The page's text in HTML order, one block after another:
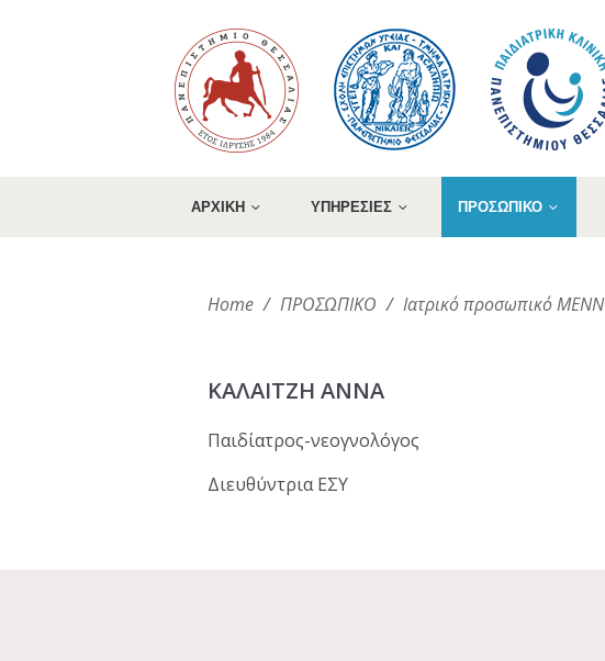
ΑΡΧΙΚΗ ΥΠΗΡΕΣΙΕΣ ΠΡΟΣΩΠΙΚΟ
Home / ΠΡΟΣΩΠΙΚΟ / Ιατρικό προσωπικό ΜΕΝΝ
ΚΑΛΑΙΤΖΗ ΑΝΝΑ
Παιδίατρος-νεογνολόγος
Διευθύντρια ΕΣΥ